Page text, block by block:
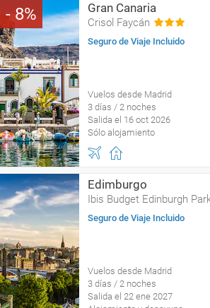
8 Gran Canaria
Crisol Faycán
Seguro de Viaje Incluido
Vuelos desde Madrid
3 días / 2 noches
Salida el 16 oct 2026
Sólo alojamiento
Edimburgo
Ibis Budget Edinburgh
Seguro de Viaje Incluido
Vuelos desde Madrid
3 días / 2 noches
Salida el 22 ene 2027